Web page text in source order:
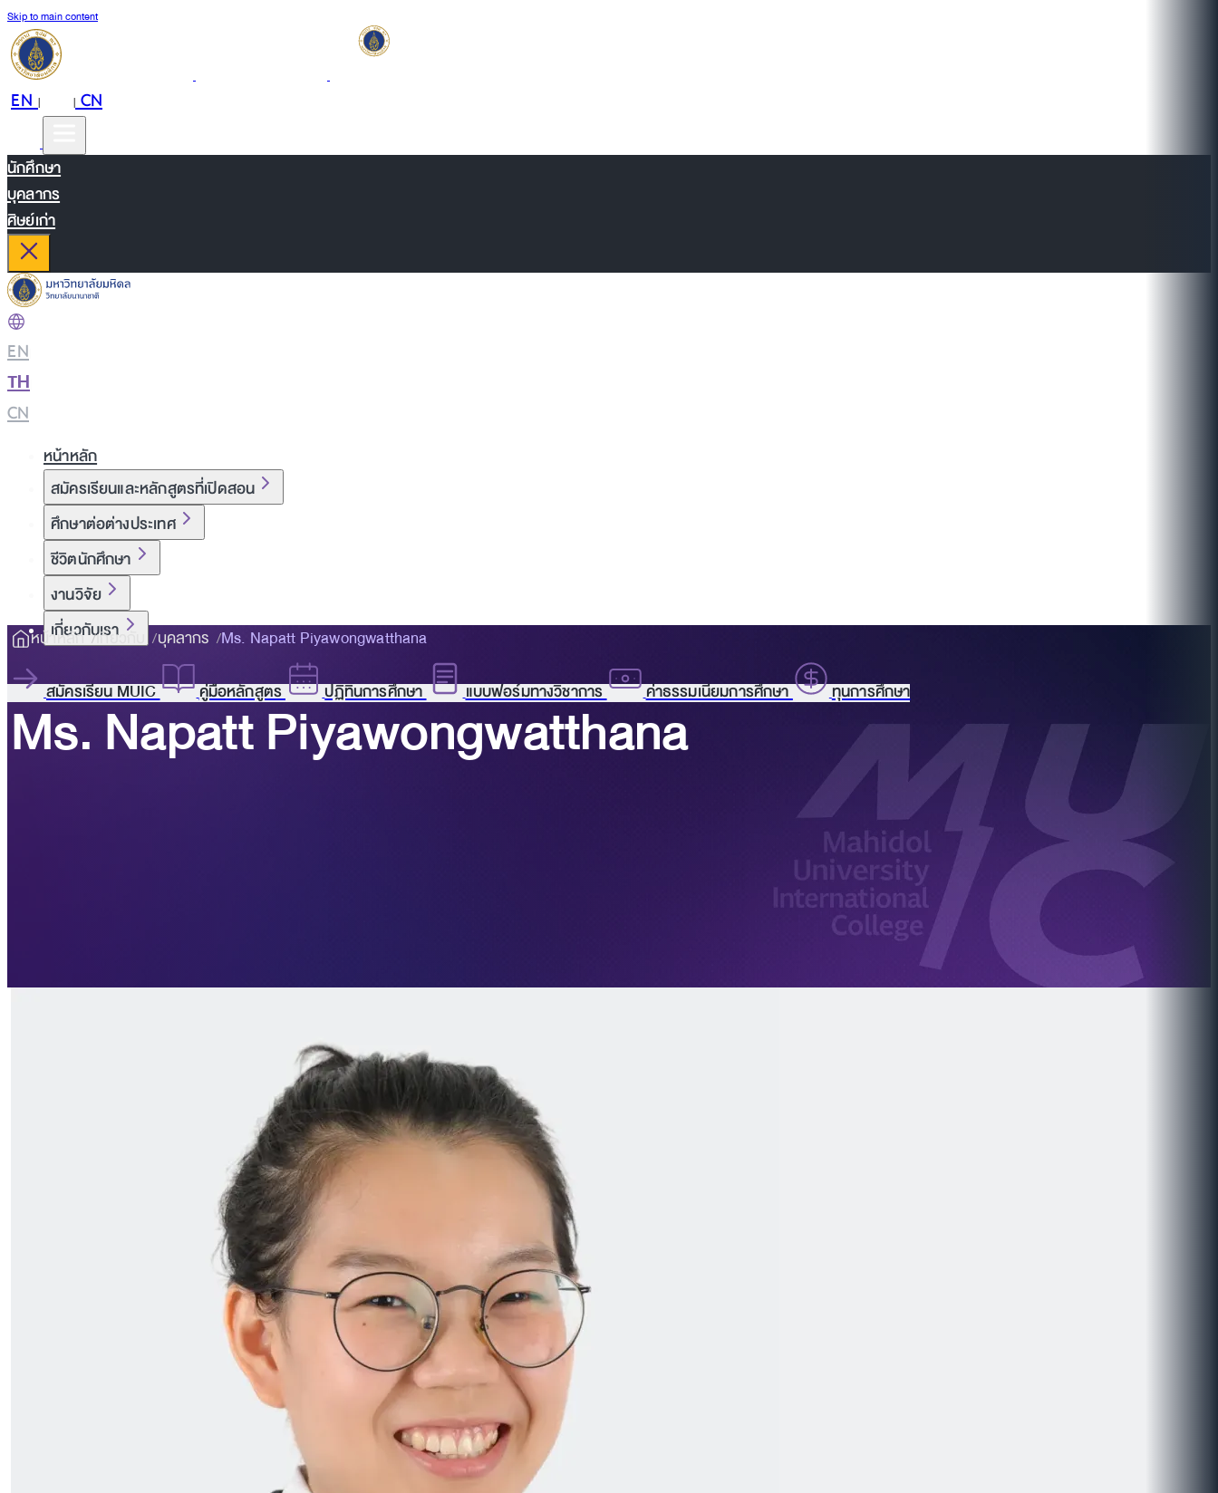
Skip to main content
EN| |CN
นักศึกษา
บุคลากร
ศิษย์เก่า
EN
TH
CN
หน้าหลัก
สมัครเรียนและหลักสูตรที่เปิดสอน
ศึกษาต่อต่างประเทศ
ชีวิตนักศึกษา
งานวิจัย
เกี่ยวกับเรา
สมัครเรียน MUIC คู่มือหลักสูตร ปฏิทินการศึกษา แบบฟอร์มทางวิชาการ ค่าธรรมเนียมการศึกษา ทุนการศึกษา
หน้าหลัก เกี่ยวกับ บุคลากร Ms. Napatt Piyawongwatthana
Ms. Napatt Piyawongwatthana